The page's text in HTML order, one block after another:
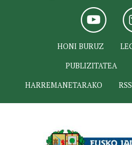
HONI BURUZ
PUBLIZITATEA
HARREMANETARAKO
RSS